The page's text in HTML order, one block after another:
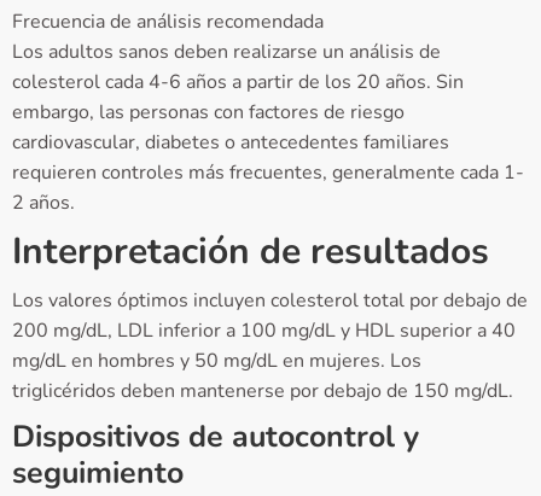
Frecuencia de análisis recomendada
Los adultos sanos deben realizarse un análisis de
colesterol cada 4-6 años a partir de los 20 años. Sin
embargo, las personas con factores de riesgo
cardiovascular, diabetes o antecedentes familiares
requieren controles más frecuentes, generalmente cada 1-
2 años.
Interpretación de resultados
Los valores óptimos incluyen colesterol total por debajo de
200 mg/dL, LDL inferior a 100 mg/dL y HDL superior a 40
mg/dL en hombres y 50 mg/dL en mujeres. Los
triglicéridos deben mantenerse por debajo de 150 mg/dL.
Dispositivos de autocontrol y
seguimiento